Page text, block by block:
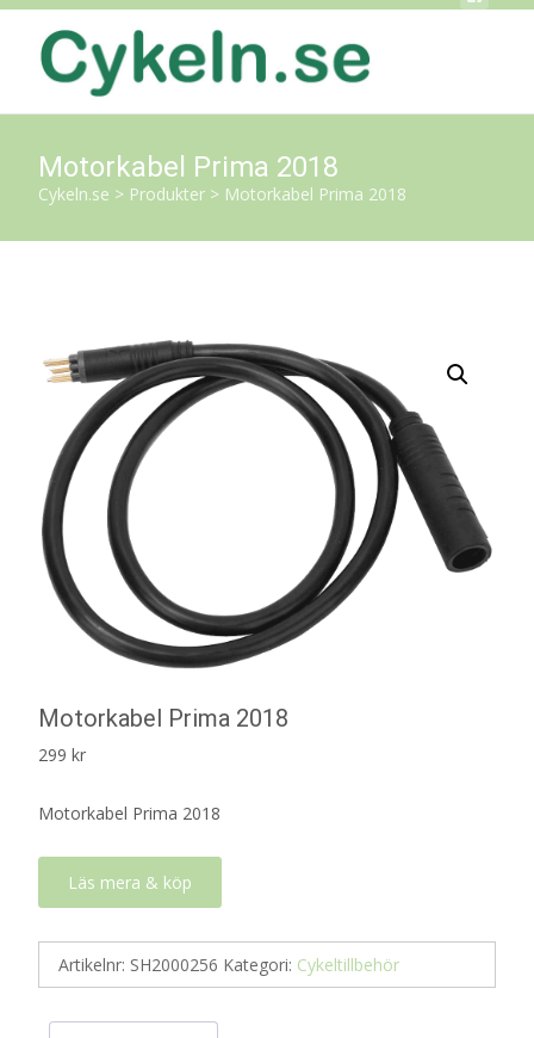
Motorkabel Prima 2018
Cykeln.se > Produkter > Motorkabel Prima 2018
Motorkabel Prima 2018
299 kr
Motorkabel Prima 2018
Läs mera & köp
Artikelnr: SH2000256 Kategori: Cykeltillbehör